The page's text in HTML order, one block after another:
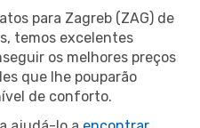
para Zagreb (ZAG) de
temos excelentes
os melhores preços
que lhe pouparão
de conforto.